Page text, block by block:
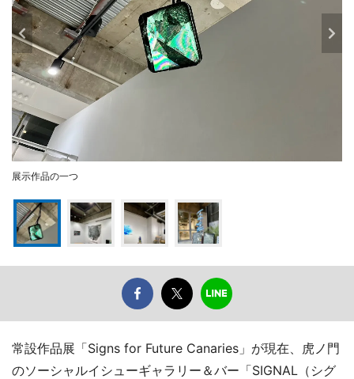
展示作品の一つ
常設作品展「Signs for Future Canaries」が現在、虎ノ門
のソーシャルイシューギャラリー＆バー「SIGNAL（シグ